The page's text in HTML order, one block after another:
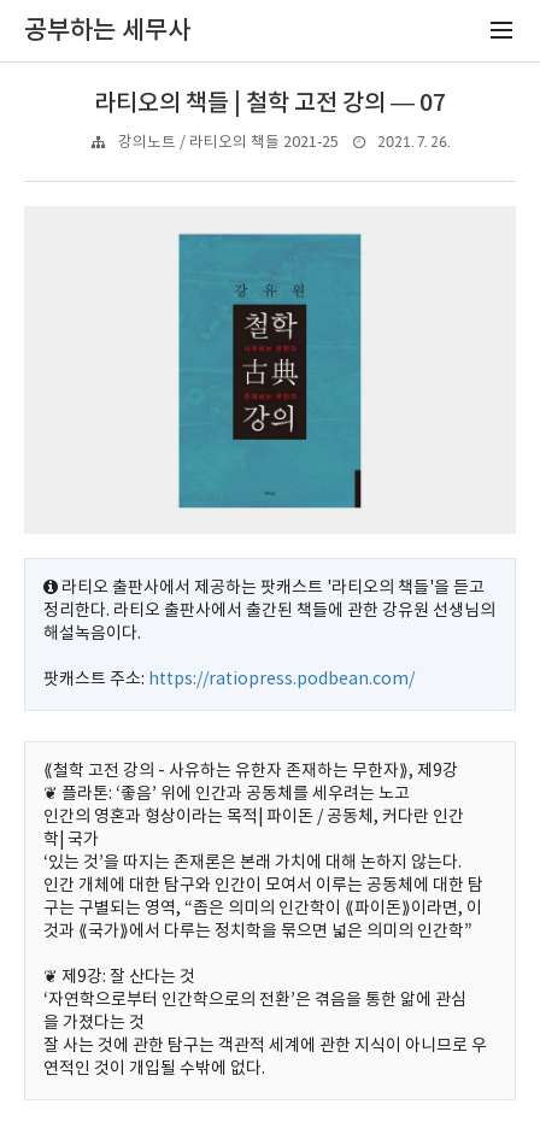
공부하는 세무사
라티오의 책들 | 철학 고전 강의 — 07
강의노트 / 라티오의 책들 2021-25 2021. 7. 26.
라티오 출판사에서 제공하는 팟캐스트 '라티오의 책들'을 듣고
정리한다. 라티오 출판사에서 출간된 책들에 관한 강유원 선생님의
해설녹음이다.
팟캐스트 주소: https://ratiopress.podbean.com/
⟪철학 고전 강의 - 사유하는 유한자 존재하는 무한자⟫, 제9강
❦ 플라톤: ‘좋음’ 위에 인간과 공동체를 세우려는 노고
인간의 영혼과 형상이라는 목적| 파이돈 / 공동체, 커다란 인간
학| 국가
‘있는 것’을 따지는 존재론은 본래 가치에 대해 논하지 않는다.
인간 개체에 대한 탐구와 인간이 모여서 이루는 공동체에 대한 탐
구는 구별되는 영역, “좁은 의미의 인간학이 ⟪파이돈⟫이라면, 이
것과 ⟪국가⟫에서 다루는 정치학을 묶으면 넓은 의미의 인간학”
❦ 제9강: 잘 산다는 것
‘자연학으로부터 인간학으로의 전환’은 겪음을 통한 앎에 관심
을 가졌다는 것
잘 사는 것에 관한 탐구는 객관적 세계에 관한 지식이 아니므로 우
연적인 것이 개입될 수밖에 없다.